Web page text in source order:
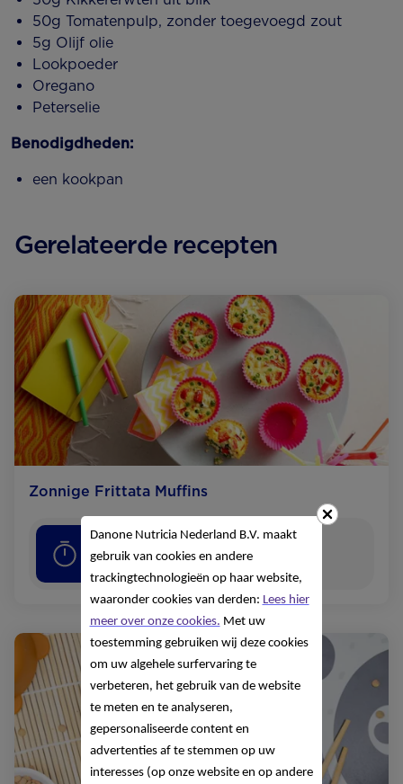
50g Tomatenpulp, zonder toegevoegd zout
5g Olijf olie
Lookpoeder
Oregano
Peterselie
Benodigdheden:
een kookpan
Gerelateerde recepten
Zonnige Frittata Muffins
45 minuten
Danone Nutricia Nederland B.V. maakt
gebruik van cookies en andere
trackingtechnologieën op haar website,
waaronder cookies van derden: Lees hier
meer over onze cookies. Met uw
toestemming gebruiken wij deze cookies
om uw algehele surfervaring te
verbeteren, het gebruik van de website
te meten en te analyseren,
gepersonaliseerde content en
advertenties af te stemmen op uw
interesses (op onze website en op andere